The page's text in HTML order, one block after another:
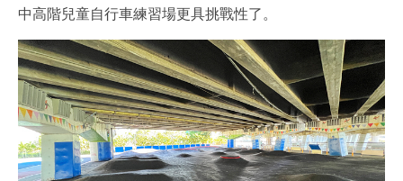
中高階兒童自行車練習場更具挑戰性了。